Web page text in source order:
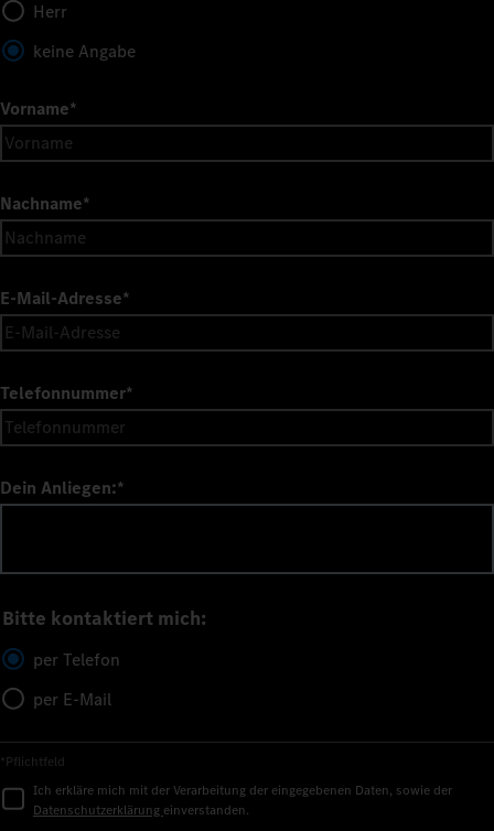
Herr
keine Angabe
Vorname*
Nachname*
E-Mail-Adresse*
Telefonnummer*
Dein Anliegen:*
Bitte kontaktiert mich:
per Telefon
per E-Mail
*Pflichtfeld
Ich erkläre mich mit der Verarbeitung der eingegebenen Daten, sowie der
Datenschutzerklärung einverstanden.